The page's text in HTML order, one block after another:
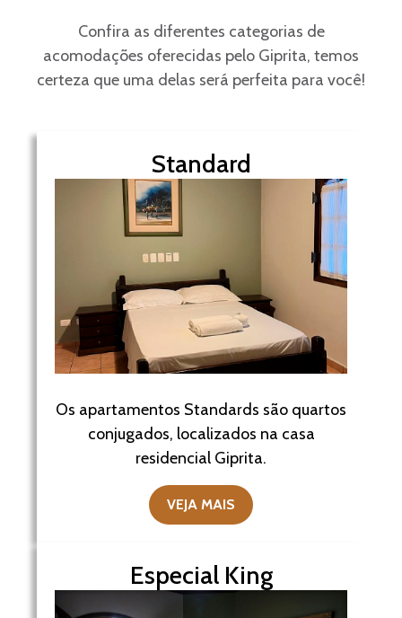
Confira as diferentes categorias de
acomodações oferecidas pelo Giprita, temos
certeza que uma delas será perfeita para você!
Standard
Os apartamentos Standards são quartos
conjugados, localizados na casa
residencial Giprita.
VEJA MAIS
Especial King